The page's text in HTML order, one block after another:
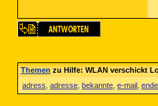
Themenzu Hilfe: WLAN verschickt
adress adresse bekannte e-mail